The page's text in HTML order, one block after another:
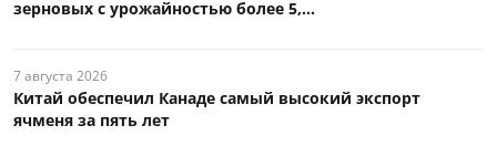
зерновых с урожайностью более 5,...
7 августа 2026
Китай обеспечил Канаде самый высокий экспорт
ячменя за пять лет